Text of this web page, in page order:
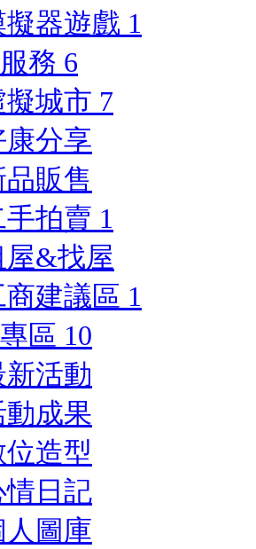
擬器遊戲 1
務 6
擬城市 7
康分享
品販售
手拍賣 1
屋&找屋
商建議區 1
區 10
新活動
動成果
位造型
情日記
人圖庫